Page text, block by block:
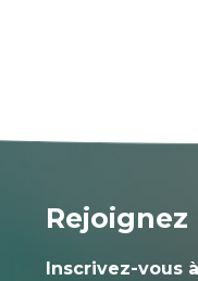
Inscrivez-vous